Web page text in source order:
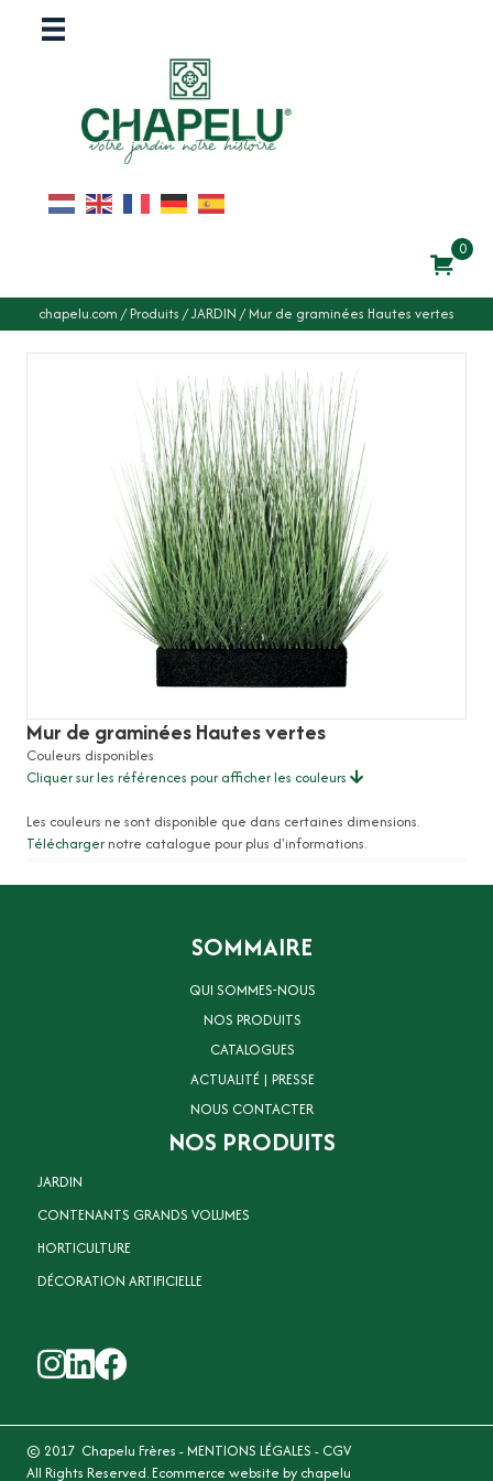
0
chapelu.com /Produits /JARDIN /Mur de graminées Hautes vertes
Mur de graminées Hautes vertes
Couleurs disponibles
Cliquer sur les références pour afficher les couleurs
Les couleurs ne sont disponible que dans certaines dimensions.
Télécharger notre catalogue pour plus d'informations.
SOMMAIRE
QUI SOMMES-NOUS
NOS PRODUITS
CATALOGUES
ACTUALITÉ | PRESSE
NOUS CONTACTER
NOS PRODUITS
JARDIN
CONTENANTS GRANDS VOLUMES
HORTICULTURE
DÉCORATION ARTIFICIELLE
© 2017 Chapelu Frères -MENTIONS LÉGALES - CGV
All Rights Reserved. Ecommerce website by chapelu